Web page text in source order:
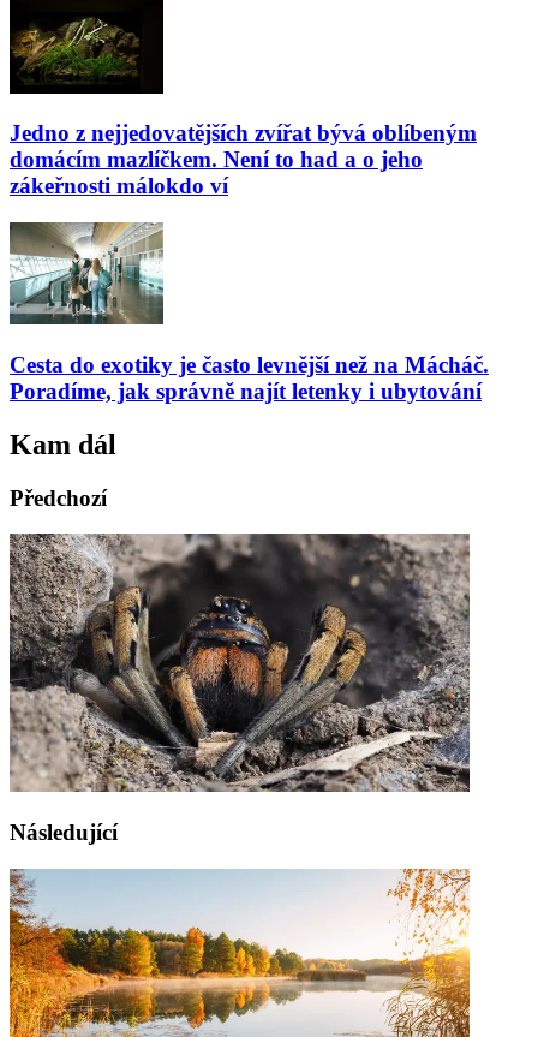
Jedno z nejjedovatějších zvířat bývá oblíbeným
domácím mazlíčkem. Není to had a o jeho
zákeřnosti málokdo ví
Cesta do exotiky je často levnější než na Mácháč.
Poradíme, jak správně najít letenky i ubytování
Kam dál
Předchozí
Následující